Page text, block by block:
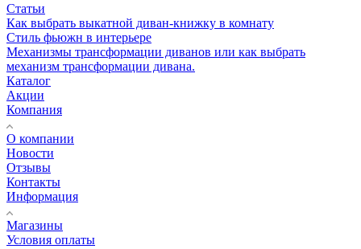
Статьи
Как выбрать выкатной диван-книжку в комнату
Стиль фьюжн в интерьере
Механизмы трансформации диванов или как выбрать
механизм трансформации дивана.
Каталог
Акции
Компания
О компании
Новости
Отзывы
Контакты
Информация
Магазины
Условия оплаты